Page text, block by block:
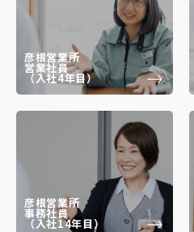
彦根営業所
営業社員
（入社4年目）
彦根営業所
事務社員
（入社14年目）